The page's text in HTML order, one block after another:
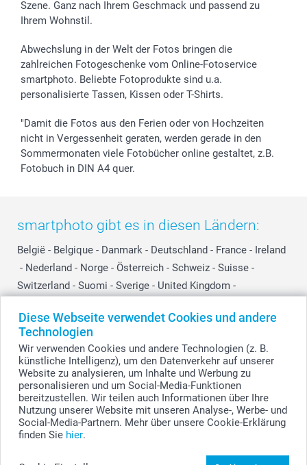
Diese Webseite verwendet Cookies und andere
Technologien
Wir verwenden Cookies und andere Technologien (z. B.
künstliche Intelligenz), um den Datenverkehr auf unserer
Website zu analysieren, um Inhalte und Werbung zu
personalisieren und um Social-Media-Funktionen
bereitzustellen. Wir teilen auch Informationen über Ihre
Nutzung unserer Website mit unseren Analyse-, Werbe- und
Social-Media-Partnern. Mehr über unsere Cookie-Erklärung
finden Sie hier.
Investor Relations
Widerrufsrecht
Geburtstag
Zu allen Anlässen
Zahlungsmöglichkeiten
Status der Bestellung
smartfriends
smartgarantie
smartbonus
Szene. Ganz nach Ihrem Geschmack und passend zu
Ihrem Wohnstil.
Abwechslung in der Welt der Fotos bringen die
zahlreichen Fotogeschenke vom Online-Fotoservice
smartphoto. Beliebte Fotoprodukte sind u.a.
personalisierte Tassen, Kissen oder T-Shirts.
"Damit die Fotos aus den Ferien oder von Hochzeiten
nicht in Vergessenheit geraten, werden gerade in den
Sommermonaten viele Fotobücher online gestaltet, z.B.
Fotobuch in DIN A4 quer.
smartphoto gibt es in diesen Ländern:
België - Belgique - Danmark - Deutschland - France - Ireland
- Nederland - Norge - Österreich - Schweiz - Suisse -
Switzerland - Suomi - Sverige - United Kingdom -
© smartphoto Group. Alle Rechte vorbehalten.
Alle Preise verstehen sich in EURO (€) inkl. MwSt. und zzgl. Versandkosten.